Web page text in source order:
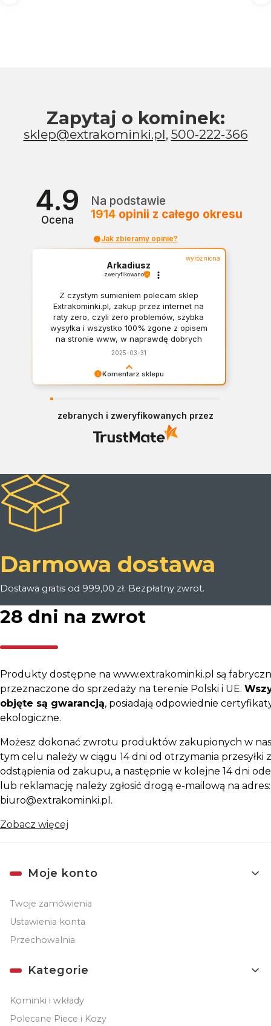
Zapytaj o kominek:
sklep@extrakominki.pl, 500-222-366
4.9
Ocena
Na podstawie
1914 opinii z całego okresu
Jak zbieramy opinie?
Komentarz sklepu
wyróżniona
Arkadiusz
zweryfikowano
Z czystym sumieniem polecam sklep
Extrakominki.pl, zakup przez internet na
raty zero, czyli zero problemów, szybka
wysyłka i wszystko 100% zgone z opisem
na stronie www, w naprawdę dobrych
cenach. Polecam serdecznie!!!👍️👏
2025-03-31
zebranych i zweryfikowanych przez
Darmowa dostawa
Dostawa gratis od 999,00 zł. Bezpłatny zwrot.
28 dni na zwrot
Produkty dostępne na www.extrakominki.pl są
przeznaczone do sprzedaży na terenie Polski i UE.
objęte są gwarancją, posiadają odpowiednie
ekologiczne.
Możesz dokonać zwrotu produktów zakupionych w
tym celu należy w ciągu 14 dni od otrzymania przesyłki
odstąpienia od zakupu, a następnie w kolejne 14 dni
lub reklamację należy zgłosić drogą e-mailową na adres:
biuro@extrakominki.pl.
Zobacz więcej
Linki w stopce
Moje konto
Twoje zamówienia
Ustawienia konta
Przechowalnia
Kategorie
Kominki i wkłady
Polecane Piece i Kozy